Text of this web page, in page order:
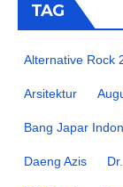
TAG
Alternative Rock
Arsitektur
Bang Japar
Daeng Azis